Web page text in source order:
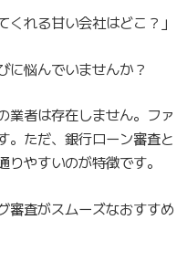
くれる甘い会社はどこ？」
に悩んでいませんか？
業者は存在しません。ファ
。ただ、銀行ローン審査と
やすいのが特徴です。
審査がスムーズなおすすめ